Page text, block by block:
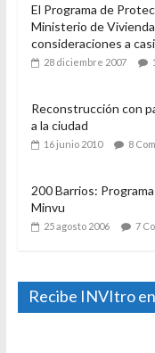
El Programa de
Ministerio de
consideraciones a
28 diciembre 2007
Reconstrucción con
a la ciudad
16 junio 2010 8
200 Barrios:
Minvu
25 agosto 2006 7
Recibe INVItro